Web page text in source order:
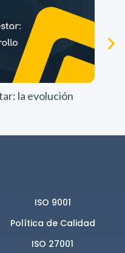
la evolución
ISO 9001
Política de Calidad
ISO 27001
funcione lo
mejor posible
durante tu
visita. Si
rechazas estas
cookies,
algunas
Al compartir tus
intereses y
comportamiento
nuestra web,